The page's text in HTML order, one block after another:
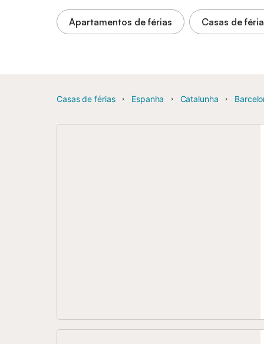
Apartamentos de férias Casas de
Casas de férias Espanha Catalunha